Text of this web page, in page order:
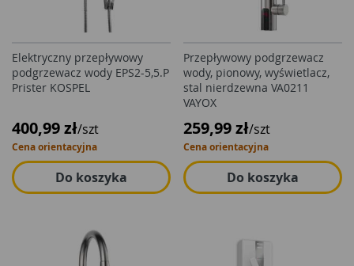
Elektryczny przepływowy
podgrzewacz wody EPS2-5,5.P
Prister KOSPEL
400,99 zł/szt
Cena orientacyjna
Do koszyka
Przepływowy podgrzewacz
wody, pionowy, wyświetlacz,
stal nierdzewna VA0211
VAYOX
259,99 zł/szt
Cena orientacyjna
Do koszyka